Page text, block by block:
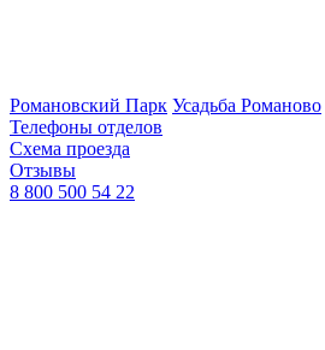
Романовский Парк Усадьба Романово
Телефоны отделов
Схема проезда
Отзывы
8 800 500 54 22